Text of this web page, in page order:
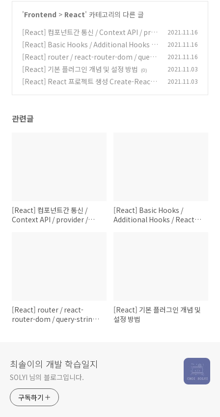
'Frontend > React' 카테고리의 다른 글
[React] 컴포넌트간 통신 / Context API / prov
ider / consumer / useContext
(0)
2021.11.16
[React] Basic Hooks / Additional Hooks /
React Router Hooks
(0)
2021.11.16
[React] router / react-router-dom / query-
string / redirect (0)
2021.11.16
[React] 기본 플러그인 개념 및 설정 방법 (0) 2021.11.03
[React] React 프로젝트 생성 Create-React-
2021.11.03
관련글
[React] 컴포넌트간 통신 /
Context API / provider /
[React] Basic Hooks /
Additional Hooks / React
[React] router / react-
router-dom / query-string /
[React] 기본 플러그인 개념 및
설정 방법
최솔이의 개발 학습일지
SOLYI 님의 블로그입니다.
구독하기